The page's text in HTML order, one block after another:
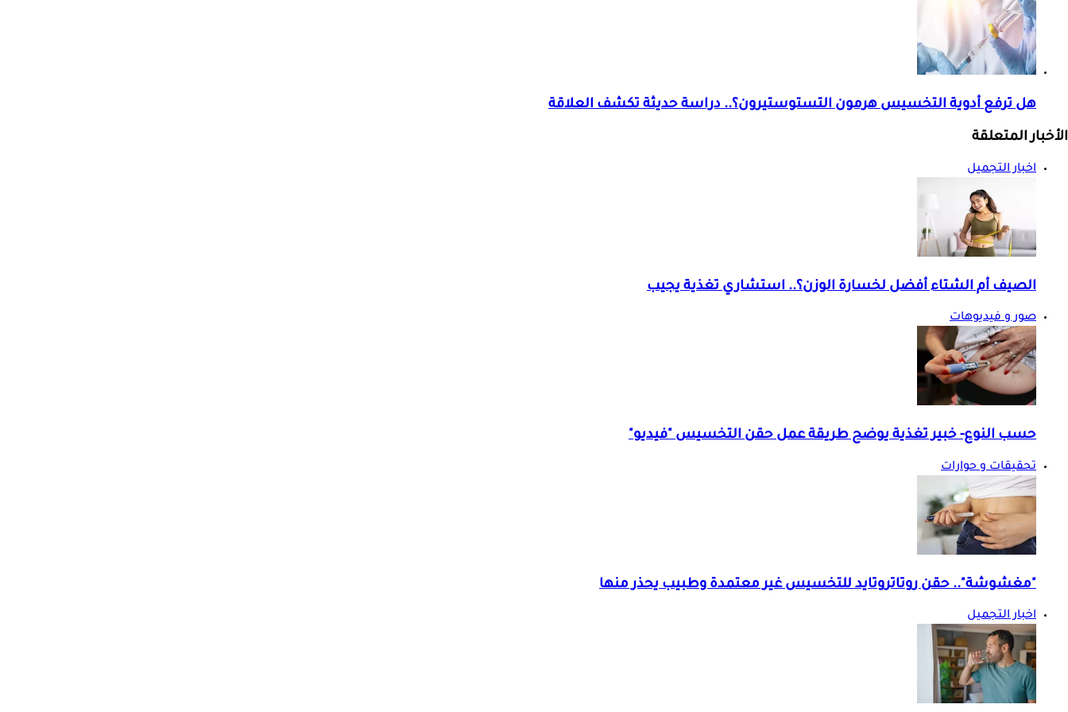
هل ترفع أدوية التخسيس هرمون التستوستيرون؟.. دراسة حديثة تكشف العلاقة
الأخبار المتعلقة
اخبار التجميل
الصيف أم الشتاء أفضل لخسارة الوزن؟.. استشاري تغذية يجيب
صور و فيديوهات
حسب النوع- خبير تغذية يوضح طريقة عمل حقن التخسيس "فيديو"
تحقيقات و حوارات
"مغشوشة".. حقن روتاتروتايد للتخسيس غير معتمدة وطبيب يحذر منها
اخبار التجميل